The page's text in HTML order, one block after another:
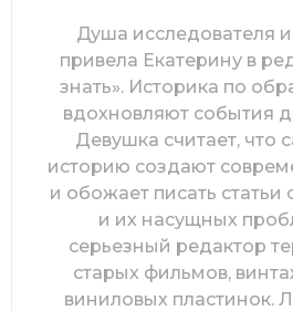
Душа исследователя
привела Екатерину в
знать». Историка по
вдохновляют события
Девушка считает, что
историю создают
и обожает писать
и их насущных
серьезный редактор
старых фильмов,
виниловых пластинок.